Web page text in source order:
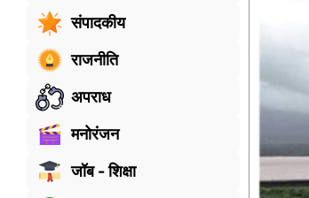
संपादकीय
राजनीति
अपराध
मनोरंजन
जॉब - शिक्षा